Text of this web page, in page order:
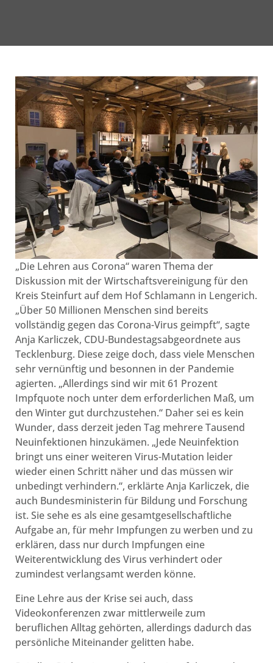
„Die Lehren aus Corona“ waren Thema der
Diskussion mit der Wirtschaftsvereinigung für den
Kreis Steinfurt auf dem Hof Schlamann in Lengerich.
„Über 50 Millionen Menschen sind bereits
vollständig gegen das Corona-Virus geimpft“, sagte
Anja Karliczek, CDU-Bundestagsabgeordnete aus
Tecklenburg. Diese zeige doch, dass viele Menschen
sehr vernünftig und besonnen in der Pandemie
agierten. „Allerdings sind wir mit 61 Prozent
Impfquote noch unter dem erforderlichen Maß, um
den Winter gut durchzustehen.“ Daher sei es kein
Wunder, dass derzeit jeden Tag mehrere Tausend
Neuinfektionen hinzukämen. „Jede Neuinfektion
bringt uns einer weiteren Virus-Mutation leider
wieder einen Schritt näher und das müssen wir
unbedingt verhindern.“, erklärte Anja Karliczek, die
auch Bundesministerin für Bildung und Forschung
ist. Sie sehe es als eine gesamtgesellschaftliche
Aufgabe an, für mehr Impfungen zu werben und zu
erklären, dass nur durch Impfungen eine
Weiterentwicklung des Virus verhindert oder
zumindest verlangsamt werden könne.
Eine Lehre aus der Krise sei auch, dass
Videokonferenzen zwar mittlerweile zum
beruflichen Alltag gehörten, allerdings dadurch das
persönliche Miteinander gelitten habe.